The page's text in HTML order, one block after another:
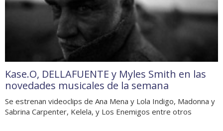
Kase.O, DELLAFUENTE y Myles Smith en las
novedades musicales de la semana
Se estrenan videoclips de Ana Mena y Lola Indigo, Madonna y
Sabrina Carpenter, Kelela, y Los Enemigos entre otros